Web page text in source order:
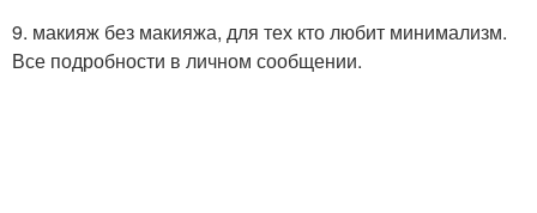
9. макияж без макияжа, для тех кто любит минимализм.
Все подробности в личном сообщении.